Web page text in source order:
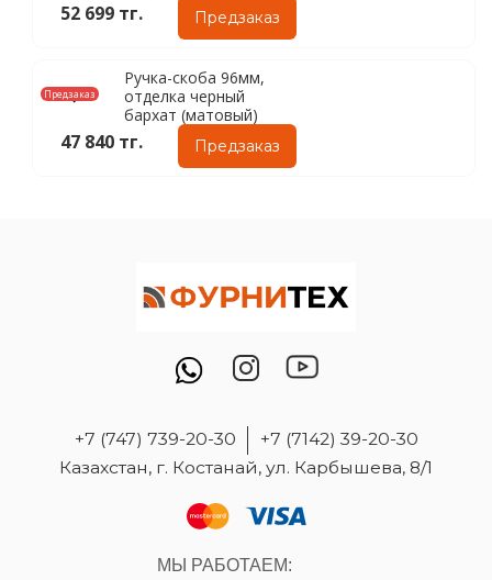
52 699 тг. Предзаказ
Предзаказ
Ручка-скоба 96мм,
отделка черный
бархат (матовый)
47 840 тг. Предзаказ
+7 (747) 739-20-30
+7 (7142) 39-20-30
Казахстан, г. Костанай, ул. Карбышева, 8/1
МЫ РАБОТАЕМ: